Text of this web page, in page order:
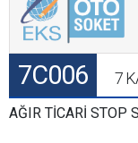
7C006 7
AĞIR TİCARİ STOP